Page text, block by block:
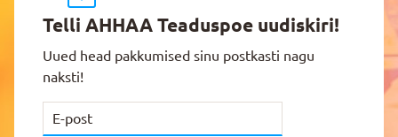
Telli AHHAA Teaduspoe uudiskiri!
Uued head pakkumised sinu postkasti nagu
naksti!